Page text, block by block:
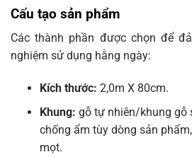
Cấu tạo sản phẩm
Các thành phần được chọn để
nghiệm sử dụng hằng ngày:
Kích thước: 2,0m X 80cm.
Khung: gỗ tự nhiên/khung gỗ
chống ẩm tùy dòng sản
mọt.